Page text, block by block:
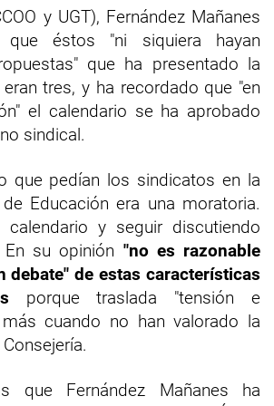
y UGT), Fernández Mañanes
que éstos "ni siquiera hayan
que ha presentado la
tres, y ha recordado que "en
el calendario se ha aprobado
sindical.
que pedían los sindicatos en la
Educación era una moratoria.
y seguir discutiendo
su opinión "no es razonable
debate" de estas características
porque traslada "tensión e
más cuando no han valorado la
que Fernández Mañanes ha